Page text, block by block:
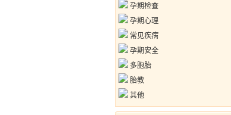
孕期检查
孕期心理
常见疾病
孕期安全
多胞胎
胎教
其他